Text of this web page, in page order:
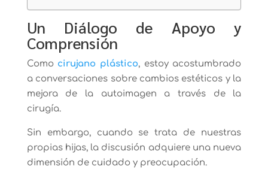
Un Diálogo de Apoyo y
Comprensión
Como cirujano plástico, estoy acostumbrado
a conversaciones sobre cambios estéticos y la
mejora de la autoimagen a través de la
cirugía.
Sin embargo, cuando se trata de nuestras
propias hijas, la discusión adquiere una nueva
dimensión de cuidado y preocupación.